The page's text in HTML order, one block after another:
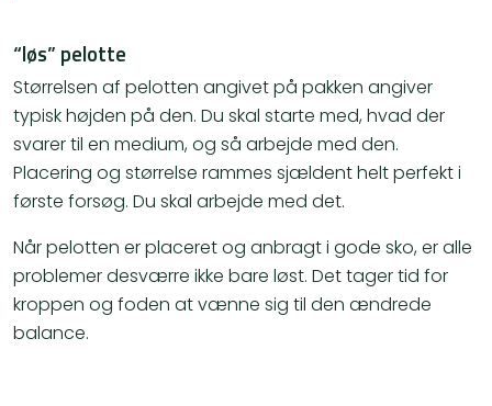
“løs” pelotte
Størrelsen af pelotten angivet på pakken angiver
typisk højden på den. Du skal starte med, hvad der
svarer til en medium, og så arbejde med den.
Placering og størrelse rammes sjældent helt perfekt i
første forsøg. Du skal arbejde med det.
Når pelotten er placeret og anbragt i gode sko, er alle
problemer desværre ikke bare løst. Det tager tid for
kroppen og foden at vænne sig til den ændrede
balance.